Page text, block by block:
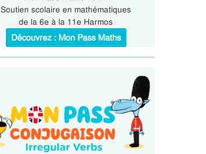
Soutien scolaire en mathématiques
de la 6e à la 11e Harmos
Découvrez : Mon Pass Maths